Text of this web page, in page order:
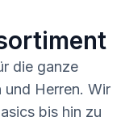
die ganze
und Herren. Wir
bis hin zu